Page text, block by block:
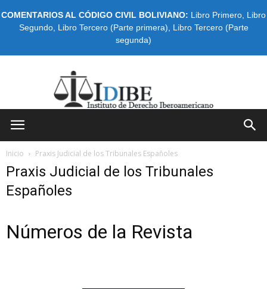
COMENTARIOS AL CÓDIGO CIVIL BOLIVIANO: Libro Primero Libro
Segundo, Libro Tercero (Parte primera)
Libro Tercero (Parte
segunda)
Inicio Praxis Judicial de los Tribunales Españoles
Praxis Judicial de los Tribunales
Españoles
Números de la Revista